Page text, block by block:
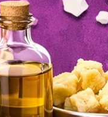
Baisse de prix !!!